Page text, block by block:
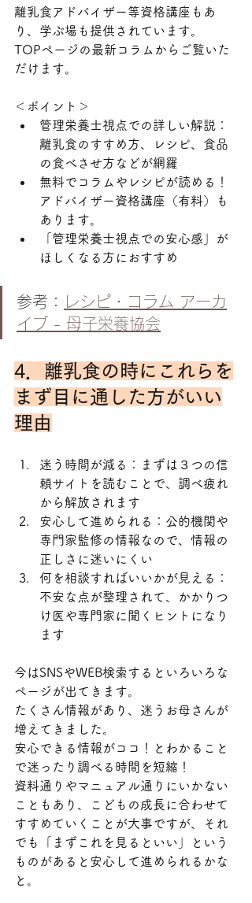
離乳食アドバイザー等資格講座もあ
り、学ぶ場も提供されています。
TOPページの最新コラムからご覧いた
だけます。
＜ポイント＞
管理栄養士視点での詳しい解説：
離乳食のすすめ方、レシピ、食品
の食べさせ方などが網羅
無料でコラムやレシピが読める！
アドバイザー資格講座（有料）も
あります。
「管理栄養士視点での安心感」が
ほしくなる方におすすめ
参考：
レシピ・コラム アーカ
イブ - 母子栄養協会
4．離乳食の時にこれらを
まず目に通した方がいい
理由
迷う時間が減る：まずは３つの信
頼サイトを読むことで、調べ疲れ
から解放されます
安心して進められる：公的機関や
専門家監修の情報なので、情報の
正しさに迷いにくい
何を相談すればいいかが見える：
不安な点が整理されて、かかりつ
け医や専門家に聞くヒントになり
ます
今はSNSやWEB検索するといろいろな
ページが出てきます。
たくさん情報があり、迷うお母さんが
増えてきました。
安心できる情報がココ！とわかること
で迷ったり調べる時間を短縮！
資料通りやマニュアル通りにいかない
こともあり、こどもの成長に合わせて
すすめていくことが大事ですが、それ
でも「まずこれを見るといい」という
ものがあると安心して進められるかな
と。